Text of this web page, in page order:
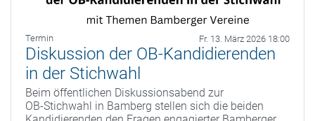
Termin Fr. 13. März 2026 18:00
Diskussion der OB-Kandidierenden
in der Stichwahl
Beim öffentlichen Diskussionsabend zur
OB‑Stichwahl in Bamberg stellen sich die beiden